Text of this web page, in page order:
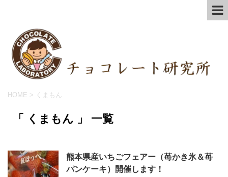
HOME > くまもん
「 くまもん 」 一覧
熊本県産いちごフェアー（苺かき氷＆苺
パンケーキ）開催します！